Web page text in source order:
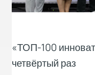
«ТОП-100
четвёртый раз